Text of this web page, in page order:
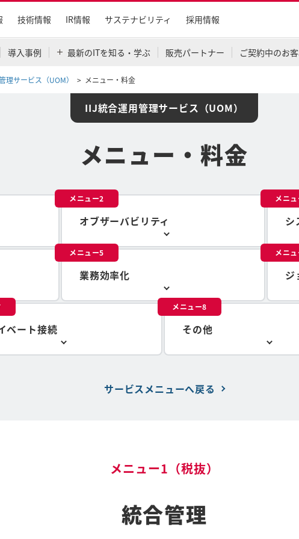
技術情報 IR情報 サステナビリティ 採用情報
導入事例 最新のITを知る・学ぶ 販売パートナー ご契約中のお
理サービス（UOM） メニュー・料金
IIJ統合運用管理サービス（UOM）
メニュー・料金
メニュー2
オブザーバビリティ
メニ
シ
メニュー5
業務効率化
メニ
ジ
ベート接続
メニュー8
その他
サービスメニューへ戻る
メニュー1（税抜）
統合管理